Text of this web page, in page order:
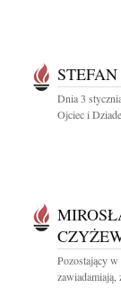
Dnia 3
Ojciec i
Pozostający
zawiadamiają,